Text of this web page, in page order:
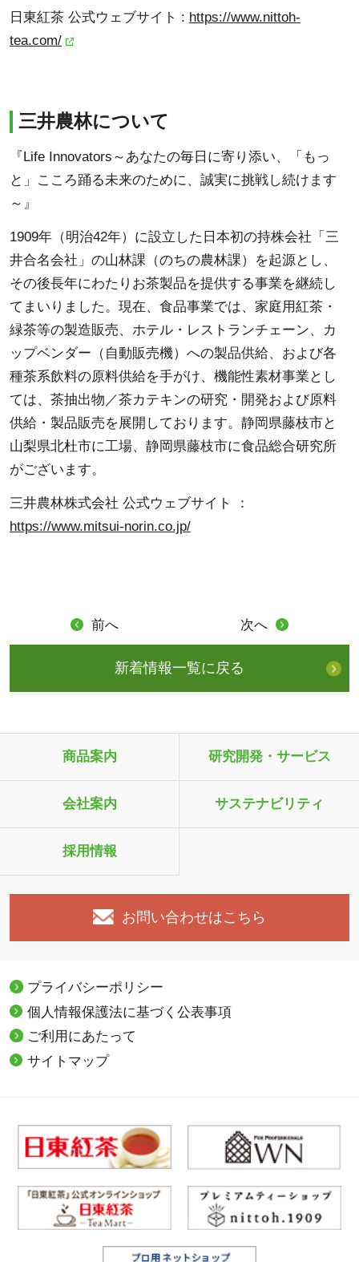
日東紅茶 公式ウェブサイト : https://www.nittoh-
tea.com/
三井農林について
『Life Innovators～あなたの毎日に寄り添い、「もっ
と」こころ踊る未来のために、誠実に挑戦し続けます
～』
1909年（明治42年）に設立した日本初の持株会社「三
井合名会社」の山林課（のちの農林課）を起源とし、
その後長年にわたりお茶製品を提供する事業を継続し
てまいりました。現在、食品事業では、家庭用紅茶・
緑茶等の製造販売、ホテル・レストランチェーン、カ
ップベンダー（自動販売機）への製品供給、および各
種茶系飲料の原料供給を手がけ、機能性素材事業とし
ては、茶抽出物／茶カテキンの研究・開発および原料
供給・製品販売を展開しております。静岡県藤枝市と
山梨県北杜市に工場、静岡県藤枝市に食品総合研究所
がございます。
三井農林株式会社 公式ウェブサイト ：
https://www.mitsui-norin.co.jp/
前へ 次へ
新着情報一覧に戻る
商品案内 研究開発・サービス
会社案内 サステナビリティ
採用情報
お問い合わせはこちら
プライバシーポリシー
個人情報保護法に基づく公表事項
ご利用にあたって
サイトマップ